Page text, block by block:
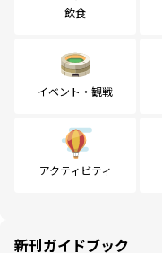
飲食
イベント・観戦
アクティビティ
新刊ガイドブック